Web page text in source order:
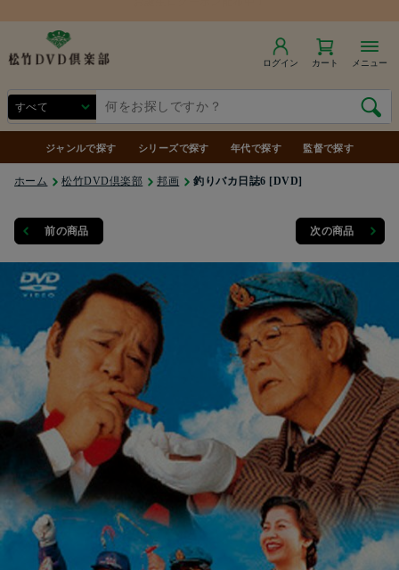
ログイン カート メニュー
ジャンルで探す シリーズで探す 年代で探す 監督で探す
ホーム 松竹DVD倶楽部 邦画 釣りバカ日誌6 [DVD]
前の商品 次の商品